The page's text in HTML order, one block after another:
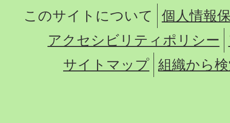
このサイトについて
個人情報
アクセシビリティポリシー
サイトマップ 組織から